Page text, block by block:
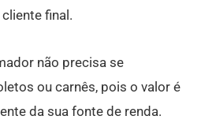
final.
não precisa se
ou carnês, pois o valor é
da sua fonte de renda.